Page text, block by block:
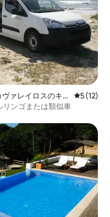
ァレイロスのキャ
レビュー
5 (12)
リンゴまたは類似車